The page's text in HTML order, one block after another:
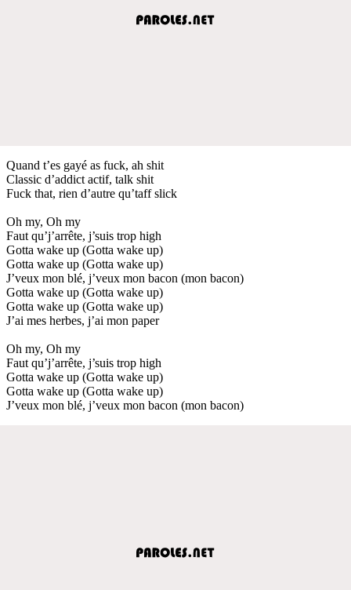
Quand t’es gayé as fuck, ah shit
Classic d’addict actif, talk shit
Fuck that, rien d’autre qu’taff slick
Oh my, Oh my
Faut qu’j’arrête, j’suis trop high
Gotta wake up (Gotta wake up)
Gotta wake up (Gotta wake up)
J’veux mon blé, j’veux mon bacon (mon bacon)
Gotta wake up (Gotta wake up)
Gotta wake up (Gotta wake up)
J’ai mes herbes, j’ai mon paper
Oh my, Oh my
Faut qu’j’arrête, j’suis trop high
Gotta wake up (Gotta wake up)
Gotta wake up (Gotta wake up)
J’veux mon blé, j’veux mon bacon (mon bacon)